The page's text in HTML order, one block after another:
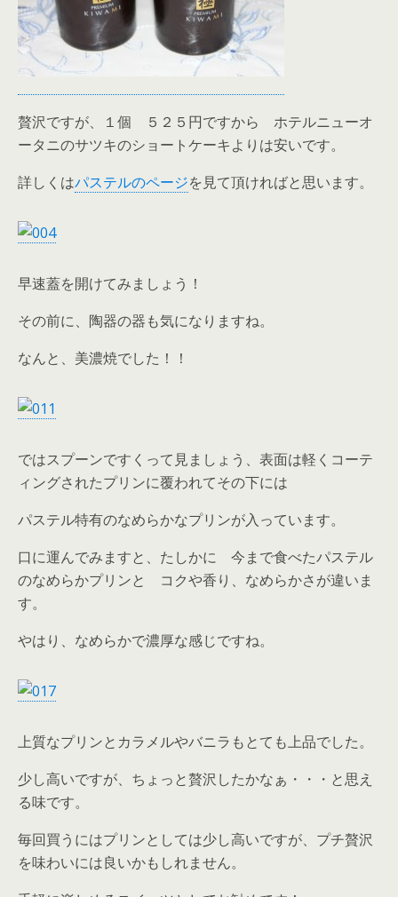
贅沢ですが、１個 ５２５円ですから ホテルニューオ
ータニのサツキのショートケーキよりは安いです。
詳しくはパステルのページを見て頂ければと思います。
早速蓋を開けてみましょう！
その前に、陶器の器も気になりますね。
なんと、美濃焼でした！！
ではスプーンですくって見ましょう、表面は軽くコーテ
ィングされたプリンに覆われてその下には
パステル特有のなめらかなプリンが入っています。
口に運んでみますと、たしかに 今まで食べたパステル
のなめらかプリンと コクや香り、なめらかさが違いま
す。
やはり、なめらかで濃厚な感じですね。
上質なプリンとカラメルやバニラもとても上品でした。
少し高いですが、ちょっと贅沢したかなぁ・・・と思え
る味です。
毎回買うにはプリンとしては少し高いですが、プチ贅沢
を味わいには良いかもしれません。